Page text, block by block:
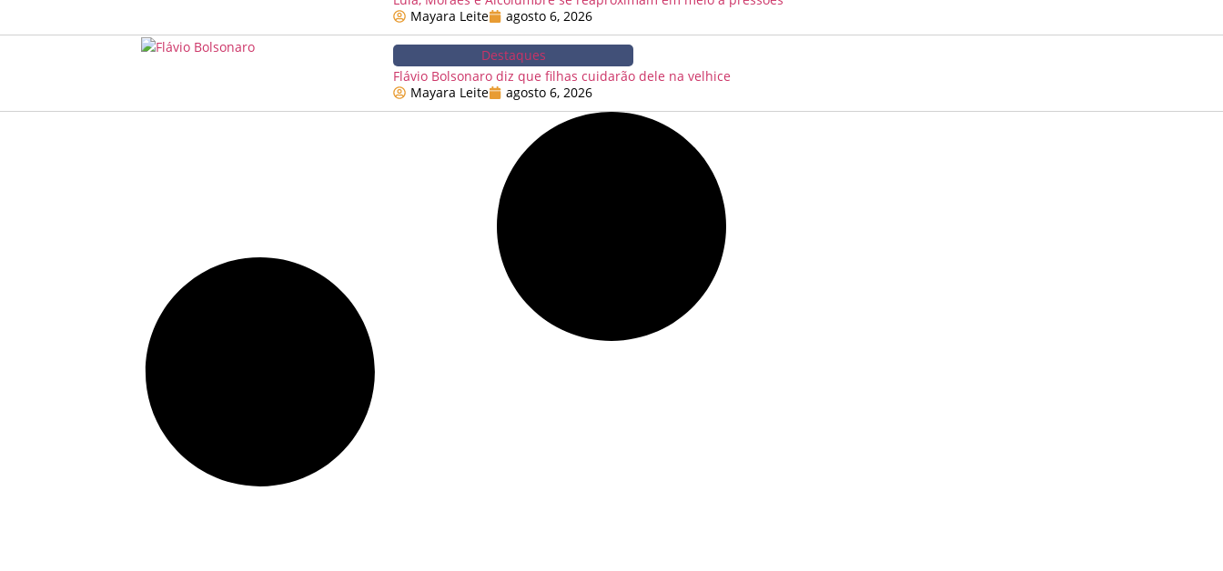
Mayara Leite
agosto 6, 2026
Destaques
Flávio Bolsonaro diz que filhas cuidarão dele na velhice
Mayara Leite
agosto 6, 2026